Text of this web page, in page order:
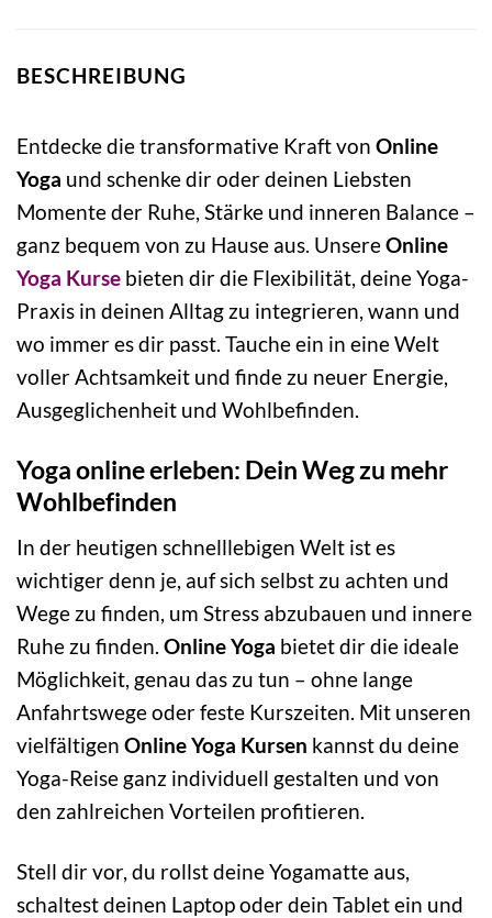
BESCHREIBUNG
Entdecke die transformative Kraft von Online
Yoga und schenke dir oder deinen Liebsten
Momente der Ruhe, Stärke und inneren Balance –
ganz bequem von zu Hause aus. UnsereOnline
Yoga Kurse bieten dir die Flexibilität, deine Yoga-
Praxis in deinen Alltag zu integrieren, wann und
wo immer es dir passt. Tauche ein in eine Welt
voller Achtsamkeit und finde zu neuer Energie,
Ausgeglichenheit und Wohlbefinden.
Yoga online erleben: Dein Weg zu mehr
Wohlbefinden
In der heutigen schnelllebigen Welt ist es
wichtiger denn je, auf sich selbst zu achten und
Wege zu finden, um Stress abzubauen und innere
Ruhe zu finden. Online Yoga bietet dir die ideale
Möglichkeit, genau das zu tun – ohne lange
Anfahrtswege oder feste Kurszeiten. Mit unseren
vielfältigen Online Yoga Kursen kannst du deine
Yoga-Reise ganz individuell gestalten und von
den zahlreichen Vorteilen profitieren.
Stell dir vor, du rollst deine Yogamatte aus,
schaltest deinen Laptop oder dein Tablet ein und